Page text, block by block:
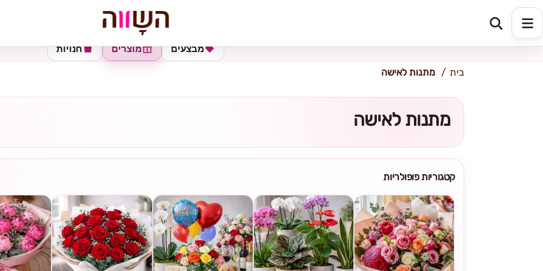
כתובת למשלוח
חנויות מוצרים מבצעים
בית מתנות לאישה
מתנות לאישה
קטגוריות פופולריות